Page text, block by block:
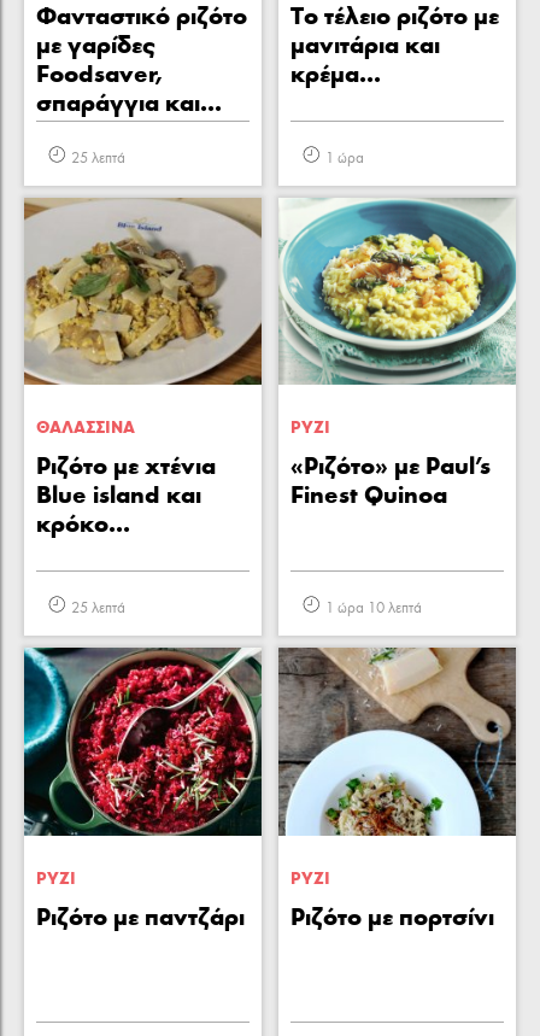
Φανταστικό ριζότο
με γαρίδες
Foodsaver,
σπαράγγια και...
25 λεπτά
Το τέλειο ριζότο με
μανιτάρια και
κρέμα...
1 ώρα
ΘΑΛΑΣΣΙΝA
Ριζότο με χτένια
Blue island και
κρόκο...
25 λεπτά
ΡΥΖΙ
«Ριζότο» με Paul's
Finest Quinoa
1 ώρα 10 λεπτά
ΡΥΖΙ
Ριζότο με παντζάρι
ΡΥΖΙ
Ριζότο με πορτσίνι